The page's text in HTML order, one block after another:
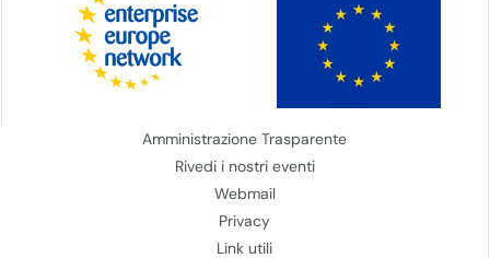
Amministrazione Trasparente
Rivedi i nostri eventi
Webmail
Privacy
Link utili